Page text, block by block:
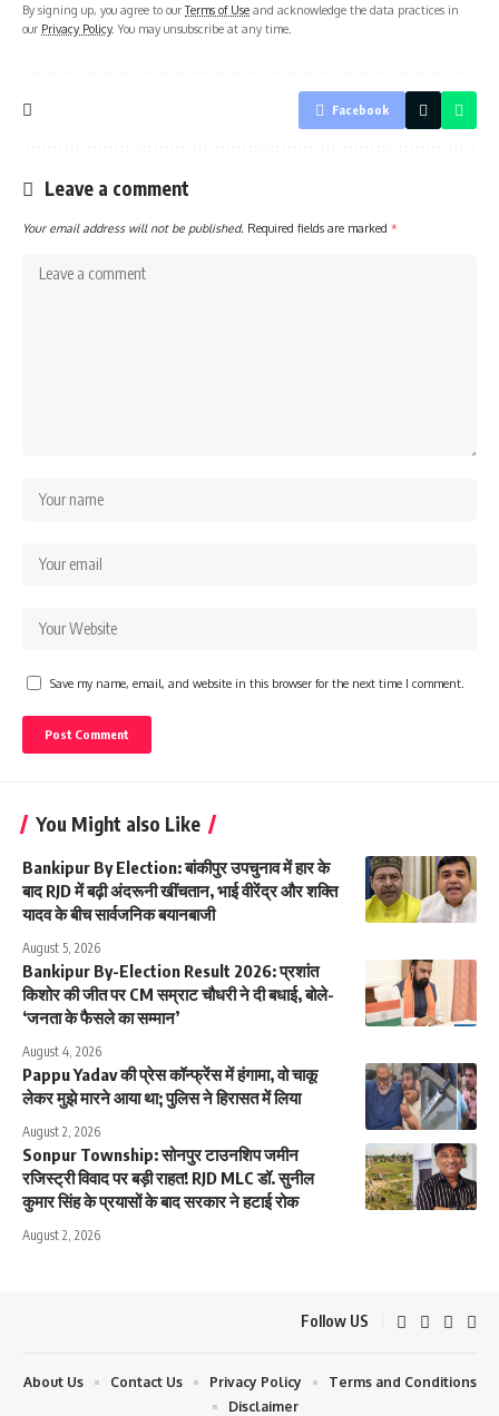
By signing up, you agree to ourTerms of Use and acknowledge the data practices in
our Privacy Policy. You may unsubscribe at any time.
Facebook
Leave a comment
Your email address will not be published. Required fields are marked *
Save my name, email, and website in this browser for the next time I comment.
You Might also Like
Bankipur By Election: बांकीपुर उपचुनाव में हार के
बाद RJD में बढ़ी अंदरूनी खींचतान, भाई वीरेंद्र और शक्ति
यादव के बीच सार्वजनिक बयानबाजी
August 5, 2026
Bankipur By-Election Result 2026: प्रशांत
किशोर की जीत पर CM सम्राट चौधरी ने दी बधाई, बोले-
‘जनता के फैसले का सम्मान’
August 4, 2026
Pappu Yadav की प्रेस कॉन्फ्रेंस में हंगामा, वो चाकू
लेकर मुझे मारने आया था; पुलिस ने हिरासत में लिया
August 2, 2026
Sonpur Township: सोनपुर टाउनशिप जमीन
रजिस्ट्री विवाद पर बड़ी राहत! RJD MLC डॉ. सुनील
कुमार सिंह के प्रयासों के बाद सरकार ने हटाई रोक
August 2, 2026
Follow US
About Us Contact Us Privacy Policy
Terms and Conditions
Disclaimer